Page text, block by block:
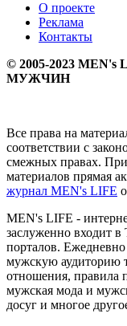
О проекте
Реклама
Контакты
© 2005-2023
МУЖЧИН
Все права на
соответствии с
смежных правах.
материалов прямая
журнал MEN's LIFE
MEN's LIFE -
заслуженно входит
порталов.
мужскую аудиторию
отношения, правила
мужская мода и
досуг и многое